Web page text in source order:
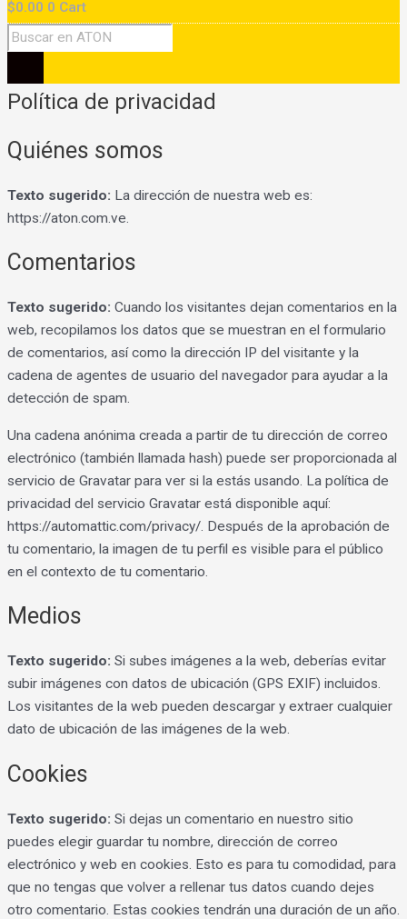
$0.00 0 Cart
Política de privacidad
Quiénes somos
Texto sugerido: La dirección de nuestra web es:
https://aton.com.ve.
Comentarios
Texto sugerido: Cuando los visitantes dejan comentarios en la
web, recopilamos los datos que se muestran en el formulario
de comentarios, así como la dirección IP del visitante y la
cadena de agentes de usuario del navegador para ayudar a la
detección de spam.
Una cadena anónima creada a partir de tu dirección de correo
electrónico (también llamada hash) puede ser proporcionada al
servicio de Gravatar para ver si la estás usando. La política de
privacidad del servicio Gravatar está disponible aquí:
https://automattic.com/privacy/. Después de la aprobación de
tu comentario, la imagen de tu perfil es visible para el público
en el contexto de tu comentario.
Medios
Texto sugerido: Si subes imágenes a la web, deberías evitar
subir imágenes con datos de ubicación (GPS EXIF) incluidos.
Los visitantes de la web pueden descargar y extraer cualquier
dato de ubicación de las imágenes de la web.
Cookies
Texto sugerido: Si dejas un comentario en nuestro sitio
puedes elegir guardar tu nombre, dirección de correo
electrónico y web en cookies. Esto es para tu comodidad, para
que no tengas que volver a rellenar tus datos cuando dejes
otro comentario. Estas cookies tendrán una duración de un año.